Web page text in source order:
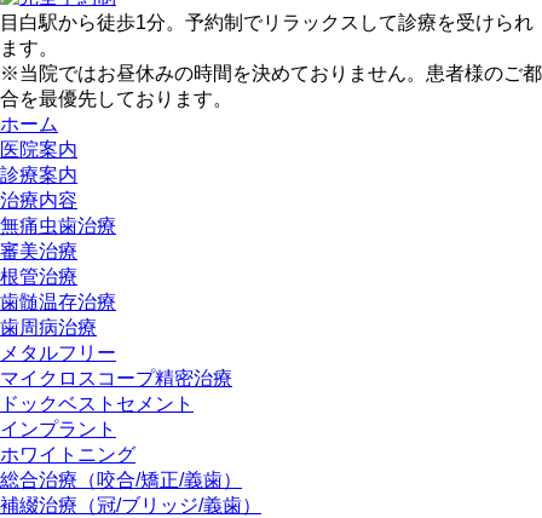
目白駅から徒歩1分。予約制でリラックスして診療を受けられ
ます。
※当院ではお昼休みの時間を決めておりません。患者様のご都
合を最優先しております。
ホーム
医院案内
診療案内
治療内容
無痛虫歯治療
審美治療
根管治療
歯髄温存治療
歯周病治療
メタルフリー
マイクロスコープ精密治療
ドックベストセメント
インプラント
ホワイトニング
総合治療（咬合/矯正/義歯）
補綴治療（冠/ブリッジ/義歯）